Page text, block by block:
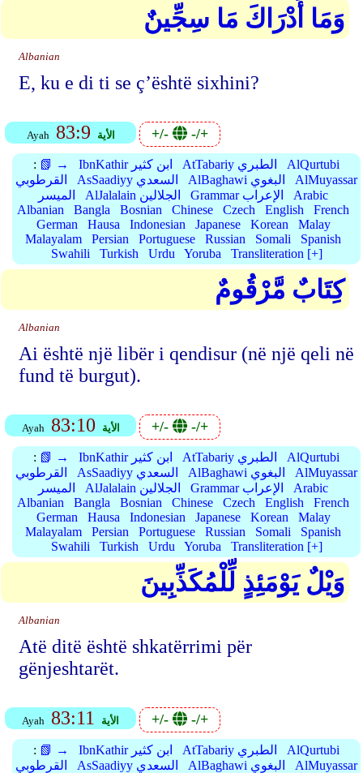
وَمَا أَدْرَاكَ مَا سِجِّينٌ
Albanian
E, ku e di ti se ç’është sixhini?
Ayah 83:9 الأية +/- -/+
: 📗 → IbnKathir ابن كثير AtTabariy الطبري
AlQurtubi
القرطوبي
AsSaadiyy السعدي AlBaghawi البغوي
AlMuyassar
الميسر
AlJalalain الجلالين Grammar الإعراب
Arabic
Albanian
Bangla Bosnian Chinese Czech English
French
German
Hausa Indonesian Japanese Korean
Malay
Malayalam
Persian Portuguese Russian Somali
Spanish
Swahili
Turkish Urdu Yoruba Transliteration [+]
كِتَابٌ مَّرْقُومٌ
Albanian
Ai është një libër i qendisur (në një qeli në
fund të burgut).
Ayah 83:10 الأية +/- -/+
: 📗 → IbnKathir ابن كثير AtTabariy الطبري
AlQurtubi
القرطوبي
AsSaadiyy السعدي AlBaghawi البغوي
AlMuyassar
الميسر
AlJalalain الجلالين Grammar الإعراب
Arabic
Albanian
Bangla Bosnian Chinese Czech English
French
German
Hausa Indonesian Japanese Korean
Malay
Malayalam
Persian Portuguese Russian Somali
Spanish
Swahili
Turkish Urdu Yoruba Transliteration [+]
وَيْلٌ يَوْمَئِذٍ لِّلْمُكَذِّبِينَ
Albanian
Atë ditë është shkatërrimi për
gënjeshtarët.
Ayah 83:11 الأية +/- -/+
: 📗 → IbnKathir ابن كثير AtTabariy الطبري
AlQurtubi
القرطوبي
AsSaadiyy السعدي AlBaghawi البغوي
AlMuyassar